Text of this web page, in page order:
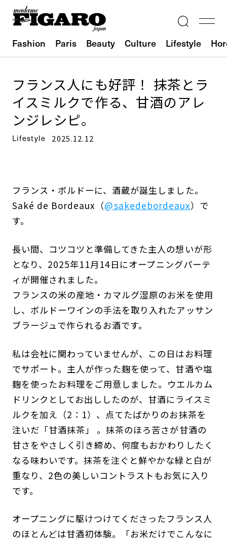
Fashion Paris Beauty Culture Lifestyle
フランス人にも好評！ 抹茶とラ
イスミルクで作る、甘酒のアレ
ンジレシピ。
Lifestyle 2025.12.12
フランス・ボルドーに、酒蔵が誕生しました。
Saké de Bordeaux（@sakedebordeaux）で
す。
長い間、コツコツと準備してきた主人の想いが形
となり、2025年11月14日にオープニングパーテ
ィが開催されました。
フランスの米の産地・カマルグ湿原のお米を使用
し、ボルドーワインの手法を取り入れたアッサン
ブラージュで作られるお酒です。
私は会社に関わっていませんが、この日はお料理
でサポート。主人が作った麹を使って、甘酒や塩
麹を使ったお料理をご用意しました。ウエルカム
ドリンクとしてお出ししたのが、甘酒にライスミ
ルクを加え（2：1）、点てたばかりのお抹茶を
注いだ「甘酒抹茶」 。抹茶のほろ苦さが甘酒の
甘さをやさしく引き締め、何度もおかわりしたく
なる味わいです。抹茶を注ぐと鮮やかな緑と白が
重なり、2色の美しいコントラストもお気に入り
です。
オープニングに駆けつけてくださったフランス人
のほとんどは甘酒初体験。「お米だけでこんなに